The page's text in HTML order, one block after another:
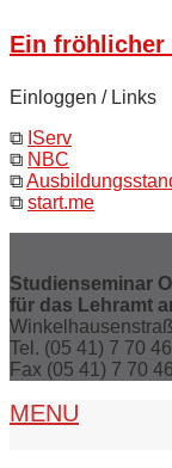
Ein fröhlicher
Einloggen / Links
⧉ IServ
⧉ NBC
⧉
⧉ start.me
Studienseminar
für das Lehramt
Tel. (05 41) 7 70
Fax (05 41) 7 70
MENU